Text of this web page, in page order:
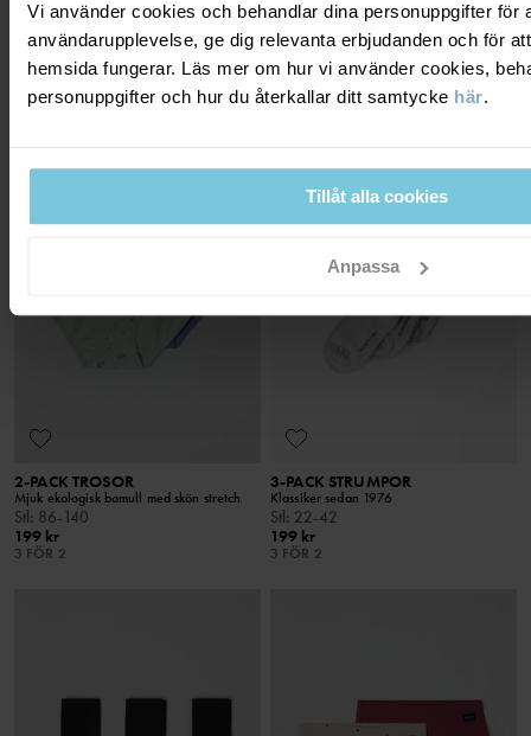
Vi använder cookies och behandlar dina personuppgifter för
användarupplevelse, ge dig relevanta erbjudanden och för
hemsida fungerar. Läs mer om hur vi använder cookies,
personuppgifter och hur du återkallar ditt samtycke här.
Tillåt alla cookies
Anpassa
Mjuk ekologisk bomull med skön stretch
Stl:86-140
199 kr
NEW 3 FÖR 2
MJUKISBYXA MED FICKOR
Uppskattade favoriter i ekologisk bomull
Stl :86-140
299 kr
3 FÖR 2
2-PACK TROSOR
Mjuk ekologisk bomull med skön stretch
Stl: 86-140
199 kr
3 FÖR 2
3-PACK STRUMPOR
Klassiker sedan 1976
Stl: 22-42
199 kr
3 FÖR 2